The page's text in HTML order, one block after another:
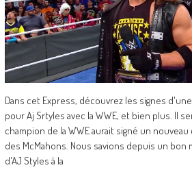
Dans cet Express, découvrez les signes
pour Aj Srtyles avec la WWE, et bien plus. Il
champion de la WWE aurait signé un
des McMahons. Nous savions depuis un
d'AJ Styles à la